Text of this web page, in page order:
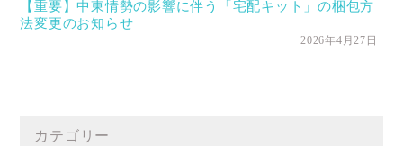
【重要】中東情勢の影響に伴う「宅配キット」の梱包方
法変更のお知らせ
2026年4月27日
カテゴリー